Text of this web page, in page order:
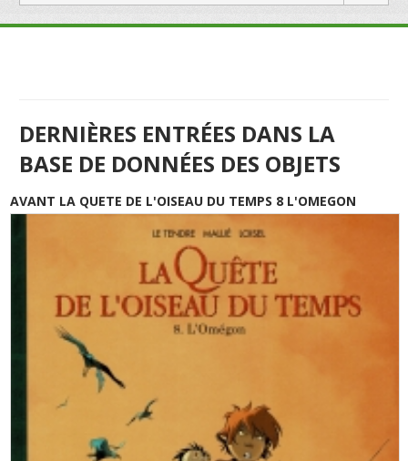
DERNIÈRES ENTRÉES DANS LA
BASE DE DONNÉES DES OBJETS
AVANT LA QUETE DE L'OISEAU DU TEMPS 8 L'OMEGON